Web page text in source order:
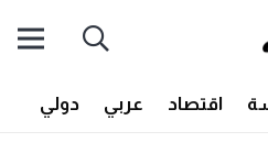
اقتصاد عربي دولي